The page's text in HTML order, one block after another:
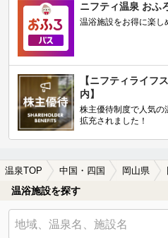
ニフティ温泉 おふ
温浴施設をお得に楽し
【ニフティライフ
内】
株主優待制度で人気の
拡充されました！
温泉TOP 中国・四国 岡山県
温浴施設を探す